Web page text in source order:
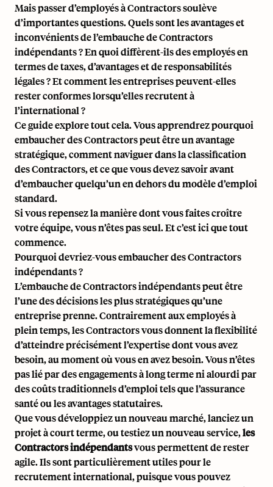
Mais passer d’employés à Contractors soulève
d’importantes questions. Quels sont les avantages et
inconvénients de l’embauche de Contractors
indépendants ? En quoi diffèrent-ils des employés en
termes de taxes, d’avantages et de responsabilités
légales ? Et comment les entreprises peuvent-elles
rester conformes lorsqu’elles recrutent à
l’international ?
Ce guide explore tout cela. Vous apprendrez pourquoi
embaucher des Contractors peut être un avantage
stratégique, comment naviguerdans la classification
des Contractors, et ce que vous devez savoir avant
d’embaucher quelqu’un en dehors du modèle d’emploi
standard.
Si vous repensez la manière dont vous faites croître
votre équipe, vous n’êtes pas seul. Et c’est ici que tout
commence.
Pourquoi devriez-vous embaucher des Contractors
indépendants ?
L’embauche de Contractors indépendants peut être
l’une des décisions les plus stratégiques qu’une
entreprise prenne. Contrairement aux employés à
plein temps, les Contractors vous donnent la flexibilité
d’atteindre précisément l’expertise dont vous avez
besoin, au moment où vous en avez besoin. Vous n’êtes
pas lié par des engagements à long terme ni alourdi par
des coûts traditionnels d’emploi tels que l’assurance
santé ou les avantages statutaires.
Que vous développiez un nouveau marché, lanciez un
projet à court terme, ou testiez un nouveau service,les
Contractors indépendantsvous permettent de rester
agile. Ils sont particulièrement utiles pourle
recrutement international, puisque vous pouvez